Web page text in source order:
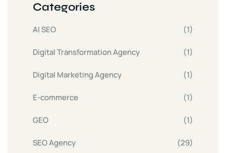
Categories
AI SEO (1)
Digital Transformation Agency (1)
Digital Marketing Agency (1)
E-commerce (1)
GEO (1)
SEO Agency (29)